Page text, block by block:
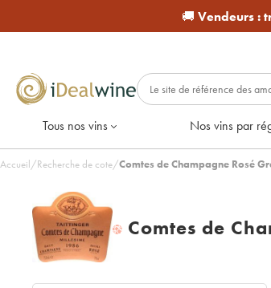
🚚 Vendeurs :
Tous nos vins Nos vins par
Accueil/Recherche de cote/Comtes de Champagne Rosé
H Comtes de